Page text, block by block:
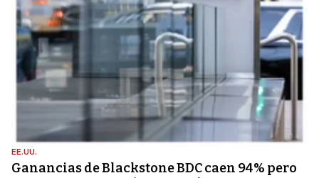
EE.UU.
Ganancias de Blackstone BDC caen 94% pero